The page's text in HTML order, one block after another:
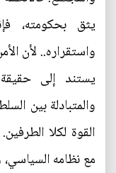
يثق بحكومته،
واستقراره.. لأن
يستند إلى
والمتبادلة بين
القوة لكلا
مع نظامه